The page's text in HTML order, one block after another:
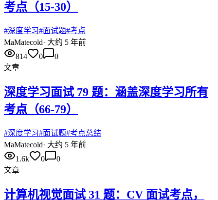
考点（15-30）
#深度学习#面试题#考点
MaMatecold· 大约 5 年前
814
0
0
文章
深度学习面试 79 题：涵盖深度学习所有
考点（66-79）
#深度学习#面试题#考点总结
MaMatecold· 大约 5 年前
1.6k
0
0
文章
计算机视觉面试 31 题：CV 面试考点，